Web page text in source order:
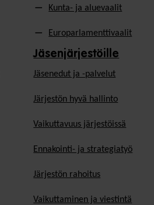
Kunta- ja aluevaalit
Europarlamenttivaalit
Jäsenjärjestöille
Jäsen­edut ja -palvelut
Järjestön hyvä hallinto
Vaikuttavuus järjestöissä
Ennakointi- ja strategiatyö
Järjestön rahoitus
Vaikuttaminen ja viestintä